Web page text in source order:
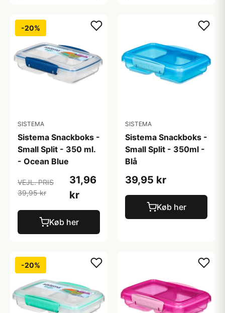
-20%
SISTEMA
Sistema Snackboks -
Small Split - 350 ml.
- Ocean Blue
VEJL. PRIS
39,95 kr
31,96
kr
Køb her
SISTEMA
Sistema Snackboks -
Small Split - 350ml -
Blå
39,95 kr
Køb her
-20%